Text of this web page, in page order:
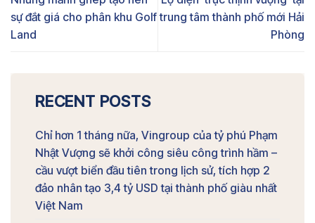
sự đắt giá cho phân khu Golf
Land
trung tâm thành phố mới Hải
Phòng
RECENT POSTS
Chỉ hơn 1 tháng nữa, Vingroup của tỷ phú Phạm
Nhật Vượng sẽ khởi công siêu công trình hầm –
cầu vượt biển đầu tiên trong lịch sử, tích hợp 2
đảo nhân tạo 3,4 tỷ USD tại thành phố giàu nhất
Việt Nam